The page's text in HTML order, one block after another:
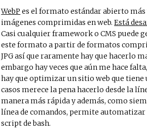
WebP es el formato estándar abierto
imágenes comprimidas en web.Está
Casi cualquier framework o CMS puede
este formato a partir de formatos
JPG así que raramente hay que hacerlo
embargo hay veces que aún me hace
hay que optimizar un sitio web que tiene
casos merece la pena hacerlo desde la
manera más rápida y además, como
línea de comandos, permite automatizar
script de bash.